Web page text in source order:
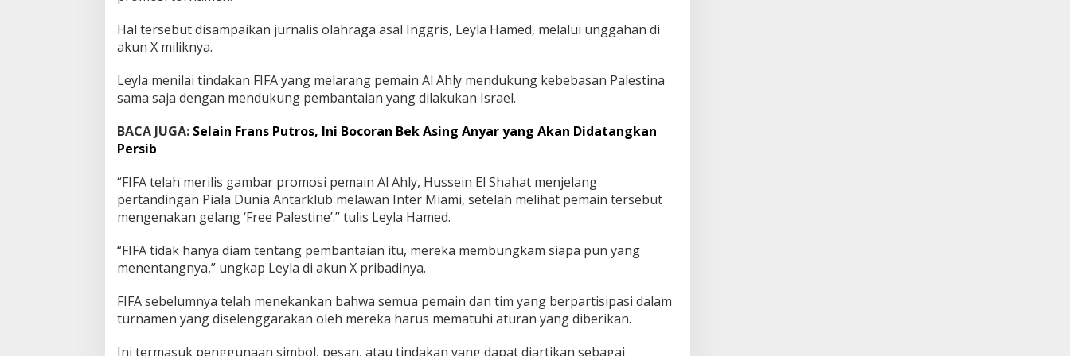
e
J
u
n
a
s
I
n
g
r
i
Hal tersebut disampaikan jurnalis olahraga asal Inggris, Leyla Hamed, melalui unggahan di
akun X miliknya.
Leyla menilai tindakan FIFA yang melarang pemain Al Ahly mendukung kebebasan Palestina
sama saja dengan mendukung pembantaian yang dilakukan Israel.
BACA JUGA: Selain Frans Putros, Ini Bocoran Bek Asing Anyar yang Akan Didatangkan
Persib
“FIFA telah merilis gambar promosi pemain Al Ahly, Hussein El Shahat menjelang
pertandingan Piala Dunia Antarklub melawan Inter Miami, setelah melihat pemain tersebut
mengenakan gelang ‘Free Palestine’.” tulis Leyla Hamed.
“FIFA tidak hanya diam tentang pembantaian itu, mereka membungkam siapa pun yang
menentangnya,” ungkap Leyla di akun X pribadinya.
FIFA sebelumnya telah menekankan bahwa semua pemain dan tim yang berpartisipasi dalam
turnamen yang diselenggarakan oleh mereka harus mematuhi aturan yang diberikan.
Ini termasuk penggunaan simbol, pesan, atau tindakan yang dapat diartikan sebagai